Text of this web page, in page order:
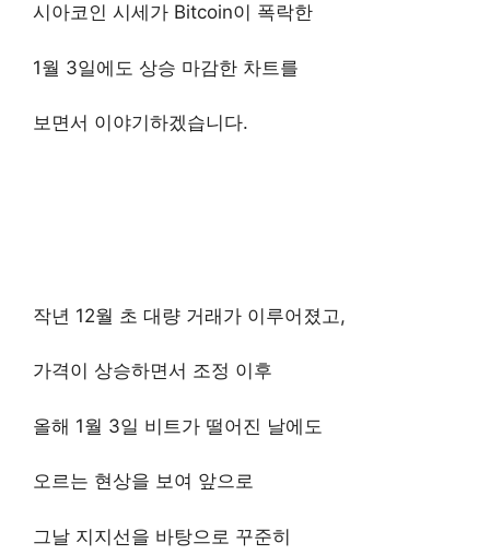
시아코인 시세가 Bitcoin이 폭락한
1월 3일에도 상승 마감한 차트를
보면서 이야기하겠습니다.
작년 12월 초 대량 거래가 이루어졌고,
가격이 상승하면서 조정 이후
올해 1월 3일 비트가 떨어진 날에도
오르는 현상을 보여 앞으로
그날 지지선을 바탕으로 꾸준히